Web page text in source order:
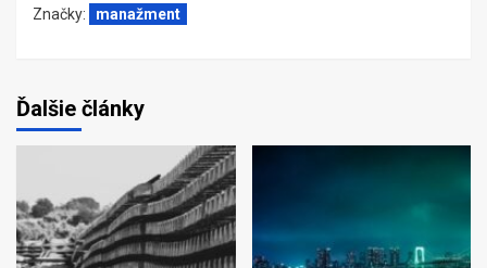
Značky: manažment
Ďalšie články